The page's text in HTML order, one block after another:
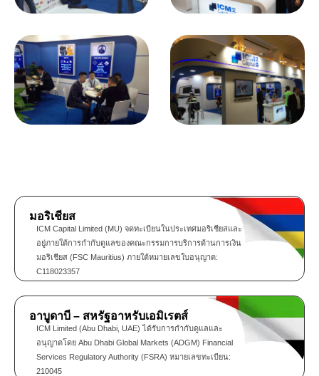
มอริเชียส
ICM Capital Limited (MU) จดทะเบียนในประเทศมอริเชียสและ
อยู่ภายใต้การกำกับดูแลของคณะกรรมการบริการด้านการเงิน
มอริเชียส (FSC Mauritius) ภายใต้หมายเลขใบอนุญาต:
C118023357
อาบูดาบี – สหรัฐอาหรับเอมิเรตส์
ICM Limited (Abu Dhabi, UAE) ได้รับการกำกับดูแลและ
อนุญาตโดย Abu Dhabi Global Markets (ADGM) Financial
Services Regulatory Authority (FSRA) หมายเลขทะเบียน:
210045